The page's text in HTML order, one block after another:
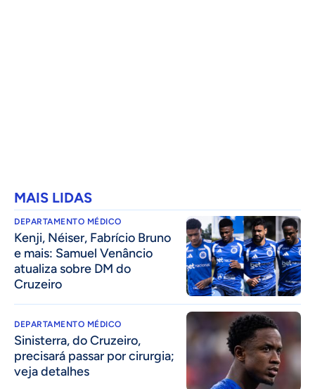
MAIS LIDAS
DEPARTAMENTO MÉDICO
Kenji, Néiser, Fabrício Bruno
e mais: Samuel Venâncio
atualiza sobre DM do
Cruzeiro
DEPARTAMENTO MÉDICO
Sinisterra, do Cruzeiro,
precisará passar por cirurgia;
veja detalhes